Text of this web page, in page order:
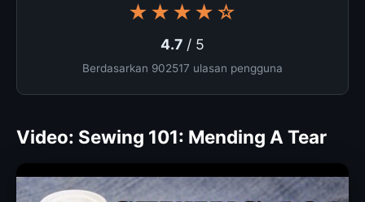
★★★★☆
4.7 / 5
Berdasarkan 902517 ulasan pengguna
Video: Sewing 101: Mending A Tear